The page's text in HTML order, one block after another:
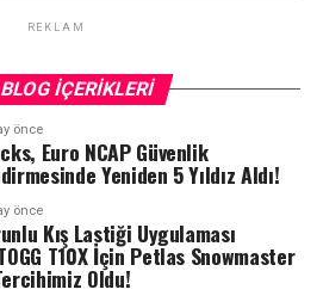
REKLAM
İÇERIKLERI
önce
Euro NCAP Güvenlik
Yeniden 5 Yıldız Aldı!
önce
Kış Lastiği Uygulaması
T10X İçin Petlas Snowmaster
Oldu!